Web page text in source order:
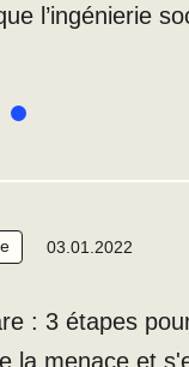
l’ingénierie
03.01.2022
: 3 étapes
la menace et